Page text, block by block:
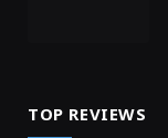
TOP REVIEWS